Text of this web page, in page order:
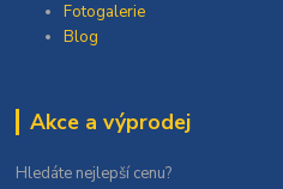
Fotogalerie
Blog
Akce a výprodej
Hledáte nejlepší cenu?